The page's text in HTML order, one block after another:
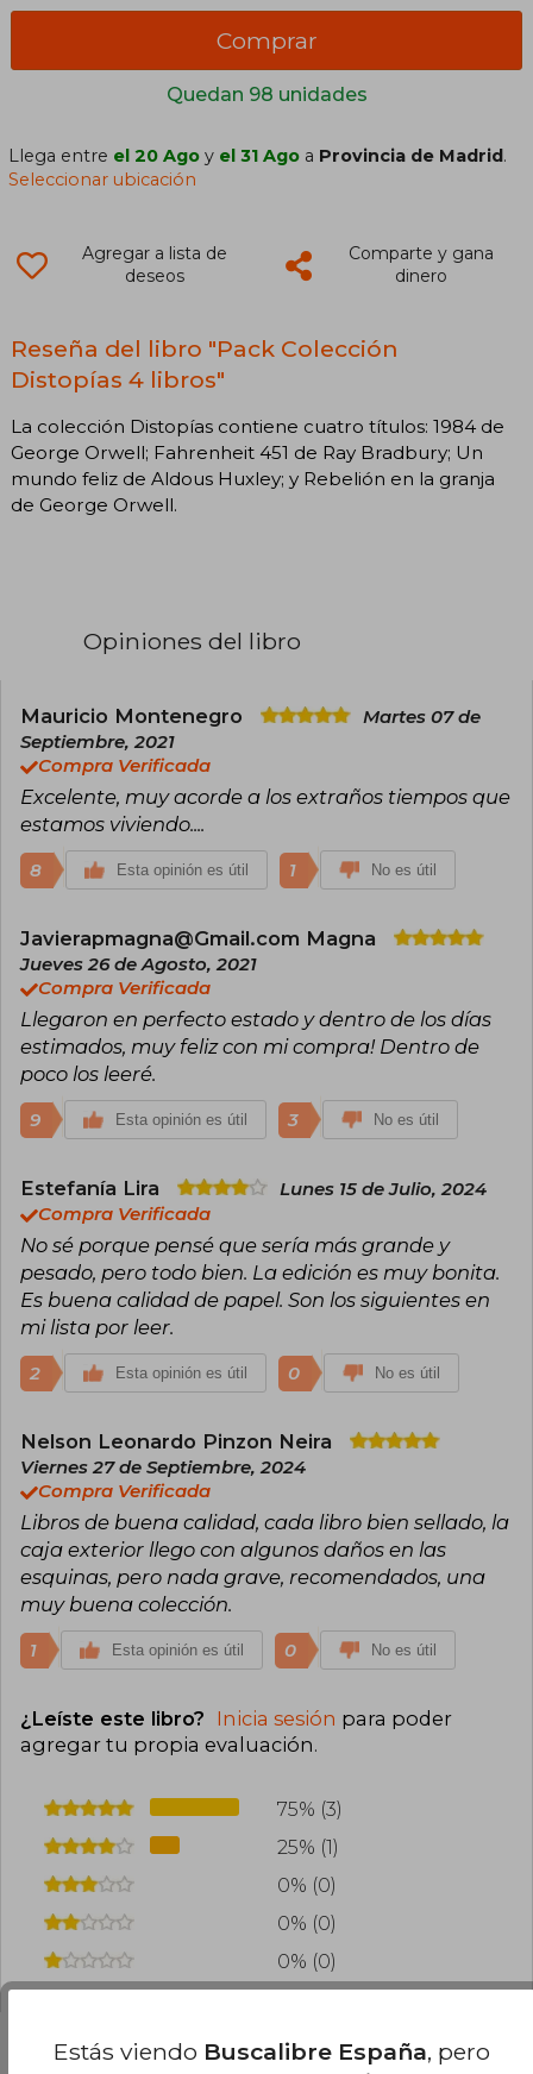
Quedan 98 unidades
Comprar
Llega entre el 20 Ago y el 31 Ago a Provincia de Madrid .
Seleccionar ubicación
Agregar a lista de
deseos
Comparte y gana
dinero
Reseña del libro "Pack Colección
Distopías 4 libros"
La colección Distopías contiene cuatro títulos: 1984 de
George Orwell; Fahrenheit 451 de Ray Bradbury; Un
mundo feliz de Aldous Huxley; y Rebelión en la granja
de George Orwell.
Opiniones del libro
Mauricio Montenegro
Martes 07 de
Septiembre, 2021
Compra Verificada
Excelente, muy acorde a los extraños tiempos que
estamos viviendo....
8 Esta opinión es útil 1 No es útil
Javierapmagna@Gmail.com Magna
Jueves 26 de Agosto, 2021
Compra Verificada
Llegaron en perfecto estado y dentro de los días
estimados, muy feliz con mi compra! Dentro de
poco los leeré.
9 Esta opinión es útil 3 No es útil
Estefanía Lira
Lunes 15 de Julio, 2024
Compra Verificada
No sé porque pensé que sería más grande y
pesado, pero todo bien. La edición es muy bonita.
Es buena calidad de papel. Son los siguientes en
mi lista por leer.
2 Esta opinión es útil 0 No es útil
Nelson Leonardo Pinzon Neira
Viernes 27 de Septiembre, 2024
Compra Verificada
Libros de buena calidad, cada libro bien sellado, la
caja exterior llego con algunos daños en las
esquinas, pero nada grave, recomendados, una
muy buena colección.
1 Esta opinión es útil 0 No es útil
¿Leíste este libro? Inicia sesión para poder
agregar tu propia evaluación.
75% (3)
25% (1)
0% (0)
0% (0)
0% (0)
Estás viendo Buscalibre España, pero